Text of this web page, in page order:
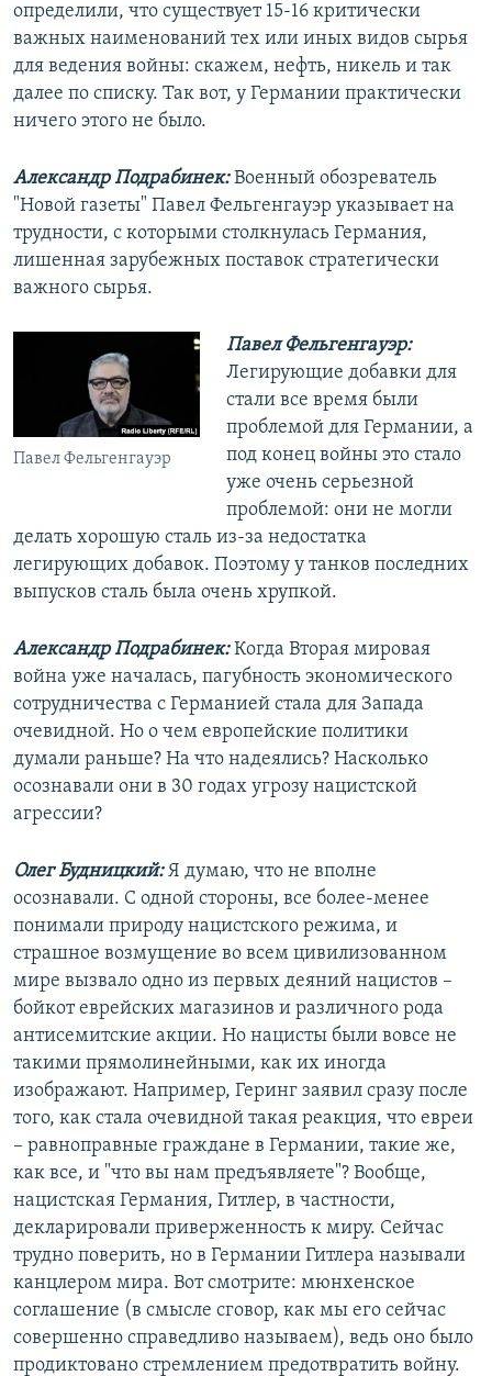
определили, что существует 15-16 критически
важных наименований тех или иных видов сырья
для ведения войны: скажем, нефть, никель и так
далее по списку. Так вот, у Германии практически
ничего этого не было.
Александр Подрабинек:Военный обозреватель
"Новой газеты" Павел Фельгенгауэр указывает на
трудности, с которыми столкнулась Германия,
лишенная зарубежных поставок стратегически
важного сырья.
Павел Фельгенгауэр
Павел Фельгенгауэр:
Легирующие добавки для
стали все время были
проблемой для Германии, а
под конец войны это стало
уже очень серьезной
проблемой: они не могли
делать хорошую сталь из-за недостатка
легирующих добавок. Поэтому у танков последних
выпусков сталь была очень хрупкой.
Александр Подрабинек:Когда Вторая мировая
война уже началась, пагубность экономического
сотрудничества с Германией стала для Запада
очевидной. Но о чем европейские политики
думали раньше? На что надеялись? Насколько
осознавали они в 30 годах угрозу нацистской
агрессии?
Олег Будницкий:Я думаю, что не вполне
осознавали. С одной стороны, все более-менее
понимали природу нацистского режима, и
страшное возмущение во всем цивилизованном
мире вызвало одно из первых деяний нацистов –
бойкот еврейских магазинов и различного рода
антисемитские акции. Но нацисты были вовсе не
такими прямолинейными, как их иногда
изображают. Например, Геринг заявил сразу после
того, как стала очевидной такая реакция, что евреи
– равноправные граждане в Германии, такие же,
как все, и "что вы нам предъявляете"? Вообще,
нацистская Германия, Гитлер, в частности,
декларировали приверженность к миру. Сейчас
трудно поверить, но в Германии Гитлера называли
канцлером мира. Вот смотрите: мюнхенское
соглашение (в смысле сговор, как мы его сейчас
совершенно справедливо называем), ведь оно было
продиктовано стремлением предотвратить войну.